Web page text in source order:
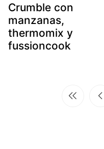
Crumble con
manzanas,
thermomix y
fussioncook